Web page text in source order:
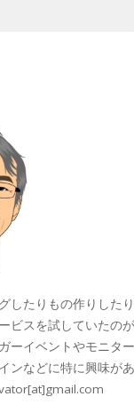
したりもの作りした
ビスを試していたの
ーイベントやモニタ
ンなどに特に興味があ